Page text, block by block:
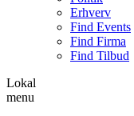
Erhverv
Find Events
Find Firma
Find Tilbud
Lokal
menu